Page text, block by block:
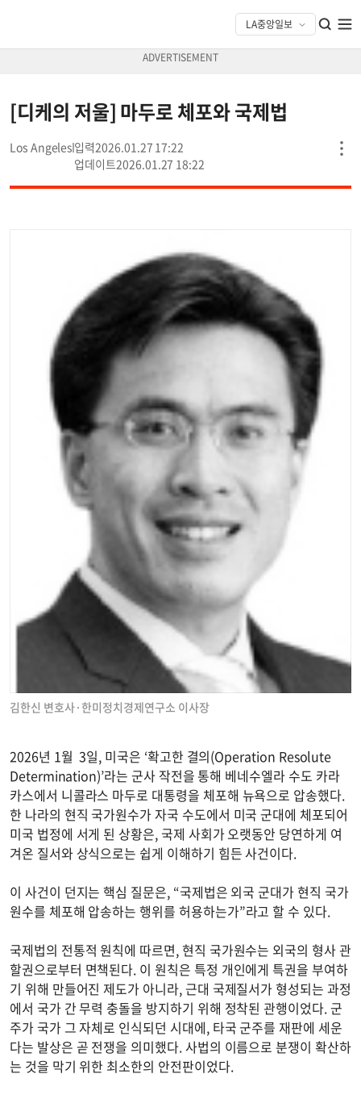
[디케의 저울] 마두로 체포와 국제법
Los Angeles
2026.01.27 17:22
2026.01.27 18:22
김한신 변호사·한미정치경제연구소 이사장
2026년 1월 3일, 미국은 ‘확고한 결의(Operation Resolute
Determination)’라는 군사 작전을 통해 베네수엘라 수도 카라
카스에서 니콜라스 마두로 대통령을 체포해 뉴욕으로 압송했다.
한 나라의 현직 국가원수가 자국 수도에서 미국 군대에 체포되어
미국 법정에 서게 된 상황은, 국제 사회가 오랫동안 당연하게 여
겨온 질서와 상식으로는 쉽게 이해하기 힘든 사건이다.
이 사건이 던지는 핵심 질문은, “국제법은 외국 군대가 현직 국가
원수를 체포해 압송하는 행위를 허용하는가”라고 할 수 있다.
국제법의 전통적 원칙에 따르면, 현직 국가원수는 외국의 형사 관
할권으로부터 면책된다. 이 원칙은 특정 개인에게 특권을 부여하
기 위해 만들어진 제도가 아니라, 근대 국제질서가 형성되는 과정
에서 국가 간 무력 충돌을 방지하기 위해 정착된 관행이었다. 군
주가 국가 그 자체로 인식되던 시대에, 타국 군주를 재판에 세운
다는 발상은 곧 전쟁을 의미했다. 사법의 이름으로 분쟁이 확산하
는 것을 막기 위한 최소한의 안전판이었다.